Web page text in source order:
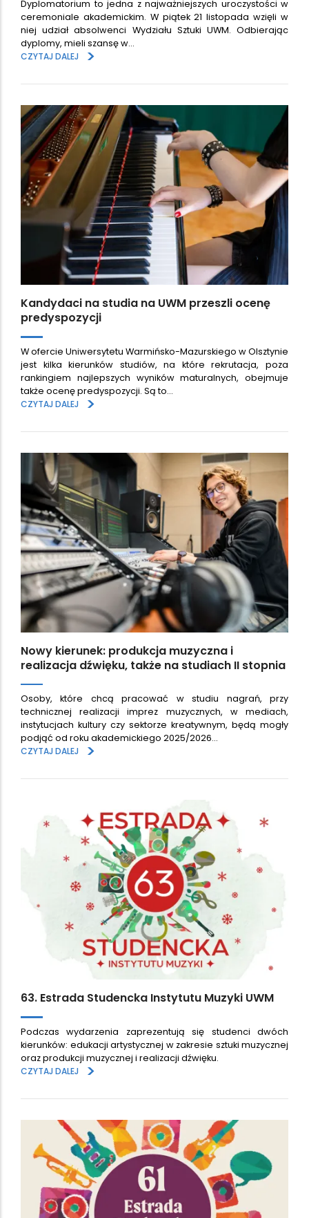
Dyplomatorium to jedna z najważniejszych uroczystości w
ceremoniale akademickim. W piątek 21 listopada wzięli w
niej udział absolwenci Wydziału Sztuki UWM. Odbierając
dyplomy, mieli szansę w…
CZYTAJ DALEJ
>
Kandydaci na studia na UWM przeszli ocenę
predyspozycji
W ofercie Uniwersytetu Warmińsko-Mazurskiego w Olsztynie
jest kilka kierunków studiów, na które rekrutacja, poza
rankingiem najlepszych wyników maturalnych, obejmuje
także ocenę predyspozycji. Są to…
CZYTAJ DALEJ
>
Nowy kierunek: produkcja muzyczna i
realizacja dźwięku, także na studiach II stopnia
Osoby, które chcą pracować w studiu nagrań, przy
technicznej realizacji imprez muzycznych, w mediach,
instytucjach kultury czy sektorze kreatywnym, będą mogły
podjąć od roku akademickiego 2025/2026…
CZYTAJ DALEJ
>
63. Estrada Studencka Instytutu Muzyki UWM
Podczas wydarzenia zaprezentują się studenci dwóch
kierunków: edukacji artystycznej w zakresie sztuki muzycznej
oraz produkcji muzycznej i realizacji dźwięku.
CZYTAJ DALEJ
>